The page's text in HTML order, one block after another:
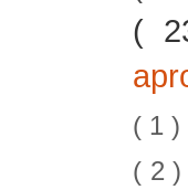
(
( 1 )
( 2 )